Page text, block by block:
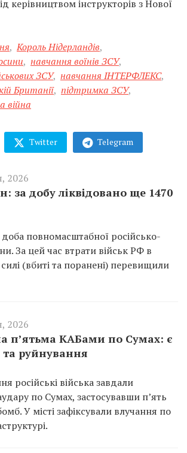
керівництвом інструкторів з Нової
, Король Нідерландів,
, навчання воїнів ЗСУ,
ЗСУ, навчання ІНТЕРФЛЕКС,
Британії, підтримка ЗСУ,
війна
Twitter Telegram
2026
за добу ліквідовано ще 1470
повномасштабної російсько-
За цей час втрати військ РФ в
(вбиті та поранені) перевищили
2026
п’ятьма КАБами по Сумах: є
та руйнування
російські війська завдали
по Сумах, застосувавши п’ять
У місті зафіксували влучання по